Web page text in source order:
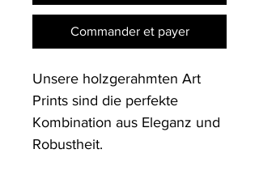
Commander et payer
Unsere holzgerahmten Art
Prints sind die perfekte
Kombination aus Eleganz und
Robustheit.